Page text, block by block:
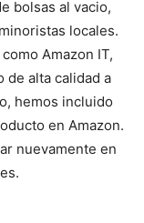
bolsas al vacio,
locales.
Amazon IT,
de alta calidad a
hemos incluido
en Amazon.
nuevamente en